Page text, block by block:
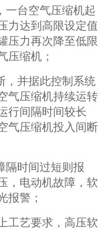
一台空气压缩机起
力达到高限设定值
压力再次降至低限
压缩机；
，并据此控制系统
气压缩机持续运转
行间隔时间较长
气压缩机投入间断
隔时间过短则报
，电动机故障，软
报警；
工艺要求，高压软